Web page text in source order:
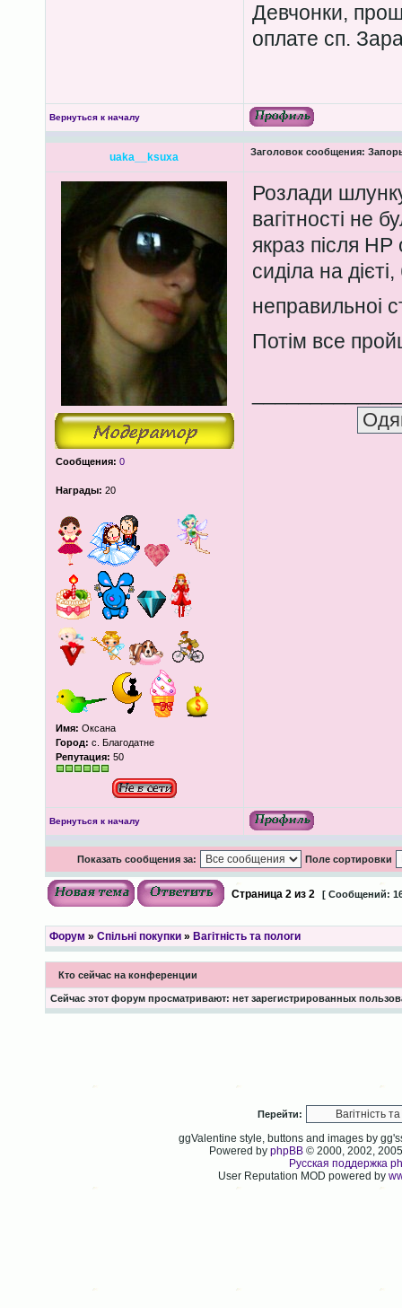
Девчонки,
оплате сп.
Вернуться к началу
uaka__ksuxa Заголовок сообщения:
Сообщения: 0
Награды: 20
Имя: Оксана
Город: с. Благодатне
Репутация: 50
Розлади
вагітності не
якраз після
сиділа на
неправильноі
Потім все
Вернуться к началу
Показать сообщения за: Поле сортировки
Страница 2из 2 [ Сообщений:
Форум » Спільні покупки» Вагітність та пологи
Кто сейчас на конференции
Сейчас этот форум просматривают: нет зарегистрированных
Перейти:
ggValentine style, buttons and images by
Powered byphpBB © 2000, 2002,
Русская поддержка
User Reputation MOD powered by